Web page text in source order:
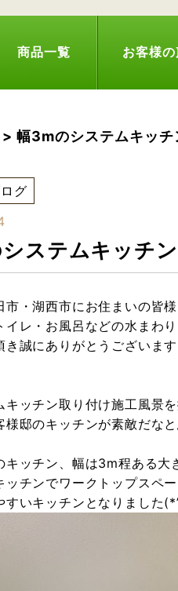
商品一覧 お客様の
> 幅3mのシステムキッ
グ
ステムキッチ
市・湖西市にお住まいの皆
イレ・お風呂などの水まわ
き誠にありがとうございます
キッチン取り付け施工風景
様邸のキッチンが素敵だな
キッチン、幅は3m程ある大
ッチンでワークトップスペ
すいキッチンとなりました